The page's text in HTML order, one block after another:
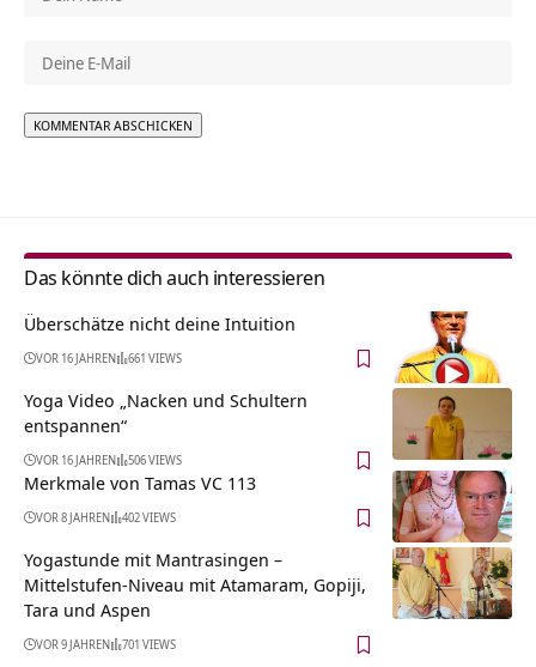
Das könnte dich auch interessieren
Überschätze nicht deine Intuition
VOR 16 JAHREN 661 VIEWS
Yoga Video „Nacken und Schultern
entspannen“
VOR 16 JAHREN 506 VIEWS
Merkmale von Tamas VC 113
VOR 8 JAHREN 402 VIEWS
Yogastunde mit Mantrasingen –
Mittelstufen-Niveau mit Atamaram, Gopiji,
Tara und Aspen
VOR 9 JAHREN 701 VIEWS